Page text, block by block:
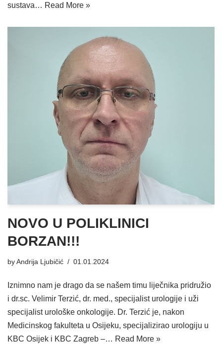
sustava… Read More »
NOVO U POLIKLINICI
BORZAN!!!
byAndrija Ljubičić 01.01.2024
Iznimno nam je drago da se našem timu liječnika pridružio
i dr.sc. Velimir Terzić, dr. med., specijalist urologije i uži
specijalist urološke onkologije. Dr. Terzić je, nakon
Medicinskog fakulteta u Osijeku, specijalizirao urologiju u
KBC Osijek i KBC Zagreb –… Read More »